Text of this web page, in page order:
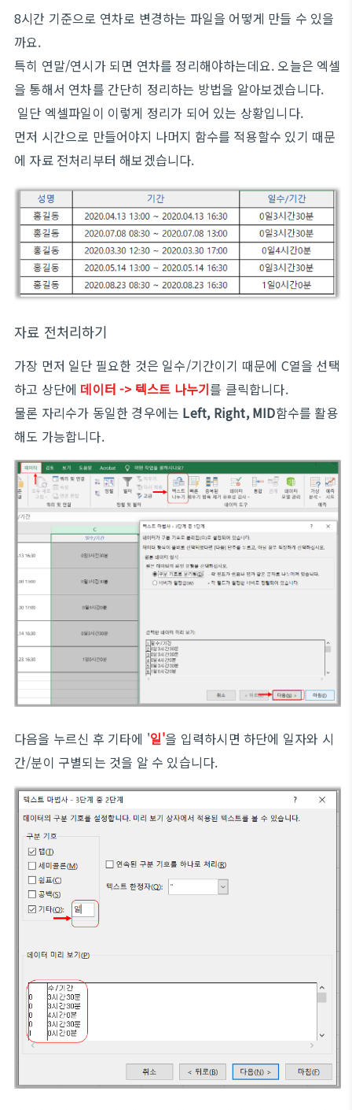
8시간 기준으로 연차로 변경하는 파일을 어떻게 만들 수 있을
까요.
특히 연말/연시가 되면 연차를 정리해야하는데요. 오늘은 엑셀
을 통해서 연차를 간단히 정리하는 방법을 알아보겠습니다.
일단 엑셀파일이 이렇게 정리가 되어 있는 상황입니다.
먼저 시간으로 만들어야지 나머지 함수를 적용할수 있기 때문
에 자료 전처리부터 해보겠습니다.
자료 전처리하기
가장 먼저 일단 필요한 것은 일수/기간이기 때문에 C열을 선택
하고 상단에 데이터 -> 텍스트 나누기를 클릭합니다.
물론 자리수가 동일한 경우에는 Left, Right, MID함수를 활용
해도 가능합니다.
다음을 누르신 후 기타에 '일'을 입력하시면 하단에 일자와 시
간/분이 구별되는 것을 알 수 있습니다.